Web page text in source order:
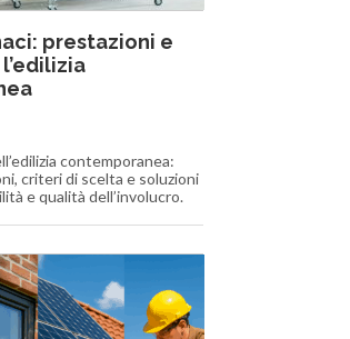
prestazioni e
contemporanea:
criteri di scelta e soluzioni
e qualità dell’involucro.